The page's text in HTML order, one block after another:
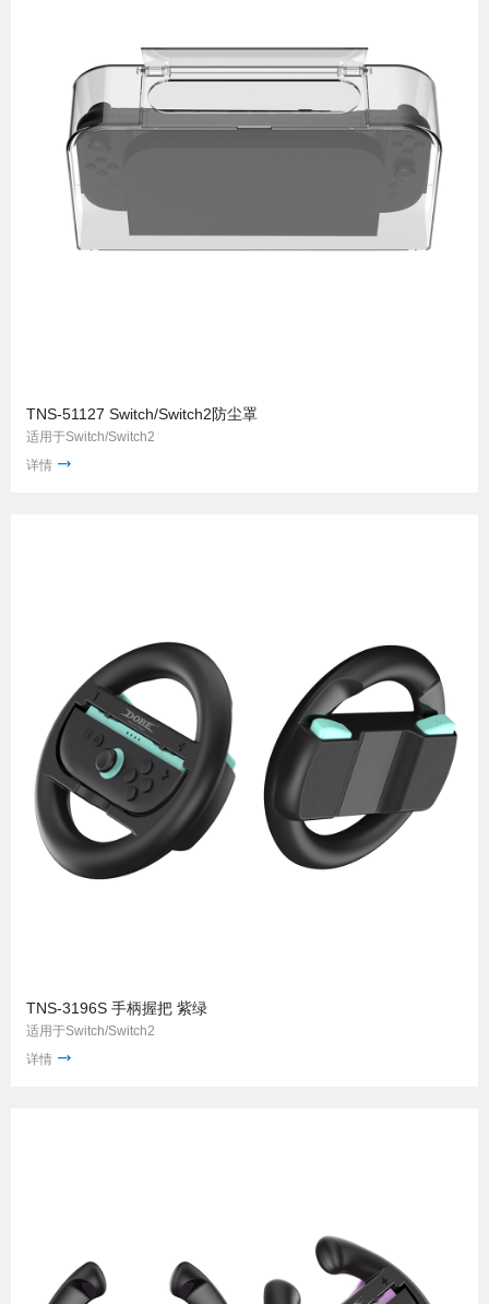
TNS-51127 Switch/Switch2防尘罩
适用于Switch/Switch2
详情
TNS-3196S 手柄握把 紫绿
适用于Switch/Switch2
详情